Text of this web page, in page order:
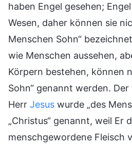
haben Engel gesehen;
Wesen, daher können sie
Menschen Sohn“
wie Menschen aussehen,
Körpern bestehen, können
Sohn“ genannt werden.
Herr Jesus wurde „des
„Christus“ genannt, weil Er
menschgewordene Fleisch